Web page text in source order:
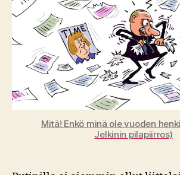
Mitä! Enkö minä ole vuoden
Jelkinin pilapiirros)